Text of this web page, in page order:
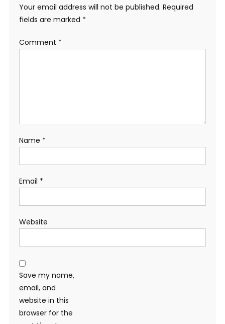
Your email address will not be published. Required
fields are marked *
Comment *
Name *
Email *
Website
Save my name,
email, and
website in this
browser for the